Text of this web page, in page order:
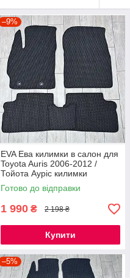
–9%
EVA Ева килимки в салон для
Toyota Auris 2006-2012 /
Тойота Ауріс килимки
Готово до відправки
1 990 ₴ 2 198 ₴
Купити
–5%